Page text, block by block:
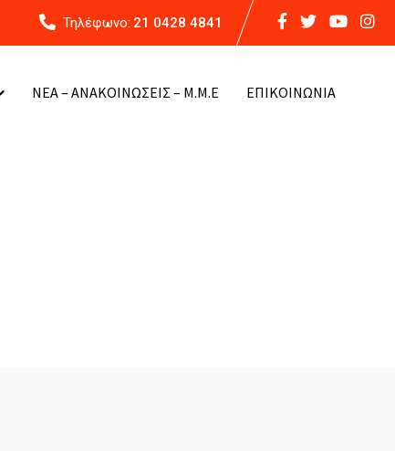
Τηλέφωνο: 21 0428 4841
ΝΕΑ – ΑΝΑΚΟΙΝΩΣΕΙΣ – Μ.Μ.Ε ΕΠΙΚΟΙΝΩΝΙΑ